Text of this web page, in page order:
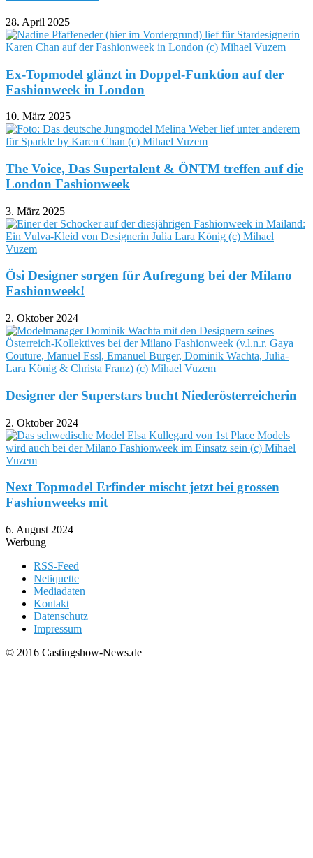
28. April 2025
Ex-Topmodel glänzt in Doppel-Funktion auf der
Fashionweek in London
10. März 2025
The Voice, Das Supertalent & ÖNTM treffen auf die
London Fashionweek
3. März 2025
Ösi Designer sorgen für Aufregung bei der Milano
Fashionweek!
2. Oktober 2024
Designer der Superstars bucht Niederösterreicherin
2. Oktober 2024
Next Topmodel Erfinder mischt jetzt bei grossen
Fashionweeks mit
6. August 2024
Werbung
RSS-Feed
Netiquette
Mediadaten
Kontakt
Datenschutz
Impressum
© 2016 Castingshow-News.de